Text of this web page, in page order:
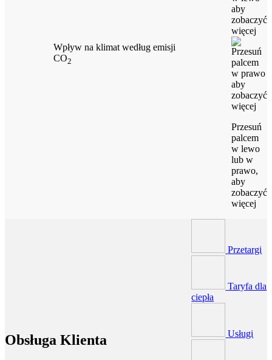
Wpływ na klimat według emisji
CO2
Przesuń
palcem
w lewo
lub w
prawo,
aby
zobaczyć
więcej
Obsługa Klienta
Przetargi
Taryfa dla
ciepła
Usługi